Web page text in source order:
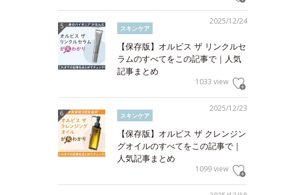
2025/12/24
スキンケア
【保存版】オルビス ザ リンクルセ
ラムのすべてをこの記事で｜人気
記事まとめ
1033 view
2025/12/23
スキンケア
【保存版】オルビス ザ クレンジン
グオイルのすべてをこの記事で｜
人気記事まとめ
1099 view